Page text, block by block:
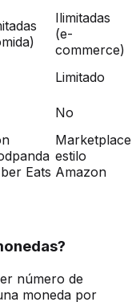
Ilimitadas
(e-
commerce)
Limitado
No
Eats
Marketplace
estilo
Amazon
número de
moneda por